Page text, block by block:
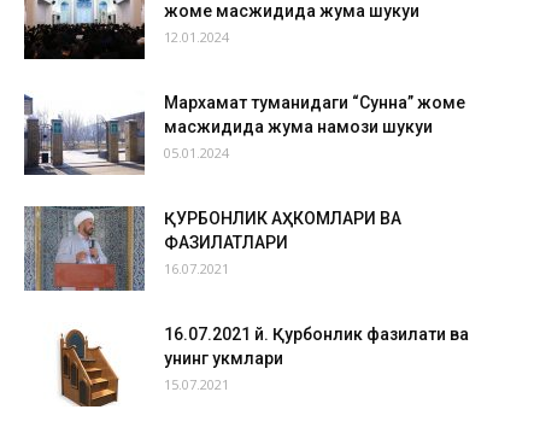
жоме масжидида жума шукуҳи
12.01.2024
Мархамат туманидаги “Сунна” жоме
масжидида жума намози шукуҳи
05.01.2024
ҚУРБОНЛИК АҲКОМЛАРИ ВА
ФАЗИЛАТЛАРИ
16.07.2021
16.07.2021 й. Қурбонлик фазилати ва
унинг ҳукмлари
15.07.2021